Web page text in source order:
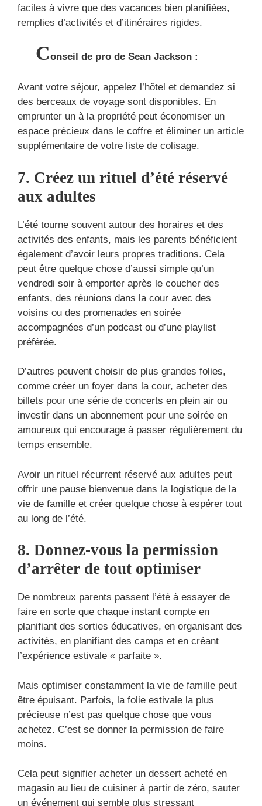
faciles à vivre que des vacances bien planifiées,
remplies d’activités et d’itinéraires rigides.
Conseil de pro de Sean Jackson :
Avant votre séjour, appelez l’hôtel et demandez si
des berceaux de voyage sont disponibles. En
emprunter un à la propriété peut économiser un
espace précieux dans le coffre et éliminer un article
supplémentaire de votre liste de colisage.
7. Créez un rituel d’été réservé
aux adultes
L’été tourne souvent autour des horaires et des
activités des enfants, mais les parents bénéficient
également d’avoir leurs propres traditions. Cela
peut être quelque chose d’aussi simple qu’un
vendredi soir à emporter après le coucher des
enfants, des réunions dans la cour avec des
voisins ou des promenades en soirée
accompagnées d’un podcast ou d’une playlist
préférée.
D’autres peuvent choisir de plus grandes folies,
comme créer un foyer dans la cour, acheter des
billets pour une série de concerts en plein air ou
investir dans un abonnement pour une soirée en
amoureux qui encourage à passer régulièrement du
temps ensemble.
Avoir un rituel récurrent réservé aux adultes peut
offrir une pause bienvenue dans la logistique de la
vie de famille et créer quelque chose à espérer tout
au long de l’été.
8. Donnez-vous la permission
d’arrêter de tout optimiser
De nombreux parents passent l’été à essayer de
faire en sorte que chaque instant compte en
planifiant des sorties éducatives, en organisant des
activités, en planifiant des camps et en créant
l’expérience estivale « parfaite ».
Mais optimiser constamment la vie de famille peut
être épuisant. Parfois, la folie estivale la plus
précieuse n’est pas quelque chose que vous
achetez. C’est se donner la permission de faire
moins.
Cela peut signifier acheter un dessert acheté en
magasin au lieu de cuisiner à partir de zéro, sauter
un événement qui semble plus stressant